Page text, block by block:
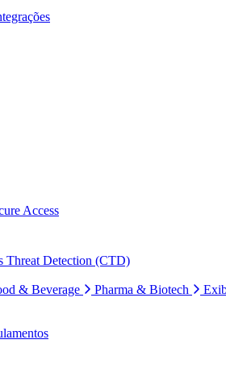
Access
Threat Detection (CTD)
& Beverage Pharma & Biotech